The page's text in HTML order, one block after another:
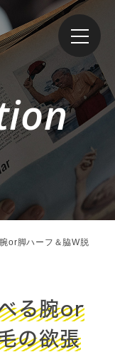
or脚ハーフ＆脇W脱
る腕or
の欲張